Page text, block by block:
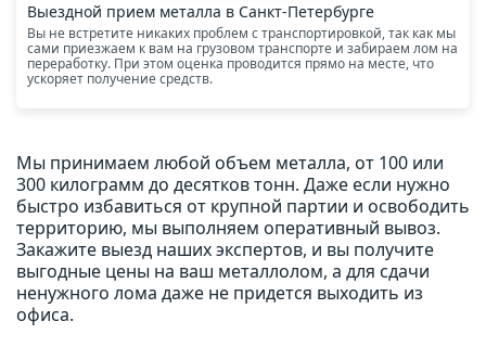
Выездной прием металла в Санкт-Петербурге
Вы не встретите никаких проблем с транспортировкой, так как мы
сами приезжаем к вам на грузовом транспорте и забираем лом на
переработку. При этом оценка проводится прямо на месте, что
ускоряет получение средств.
Мы принимаем любой объем металла, от 100 или
300 килограмм до десятков тонн. Даже если нужно
быстро избавиться от крупной партии и освободить
территорию, мы выполняем оперативный вывоз.
Закажите выезд наших экспертов, и вы получите
выгодные цены на ваш металлолом, а для сдачи
ненужного лома даже не придется выходить из
офиса.